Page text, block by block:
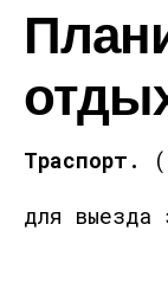
Траспорт.
для выезда